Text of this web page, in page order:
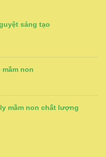
sáng tạo
non
mầm non chất lượng